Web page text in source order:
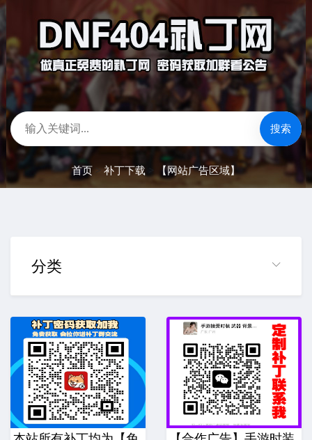
搜索
首页 >补丁下载 【网站广告区域】
分类